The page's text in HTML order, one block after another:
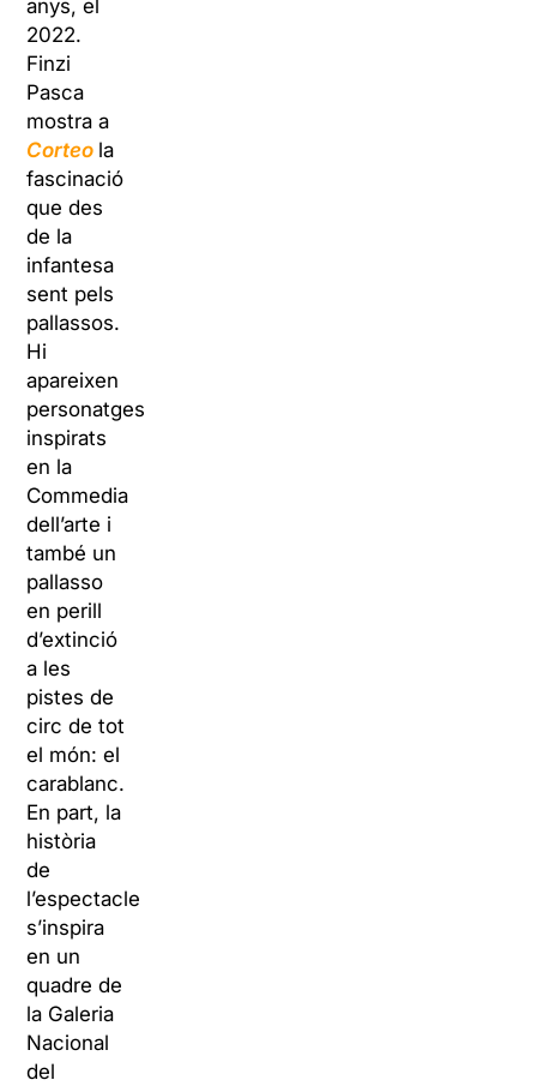
anys, el
2022.
Finzi
Pasca
mostra a
Corteo la
fascinació
que des
de la
infantesa
sent pels
pallassos.
Hi
apareixen
personatges
inspirats
en la
Commedia
dell’arte i
també un
pallasso
en perill
d’extinció
a les
pistes de
circ de tot
el món: el
carablanc.
En part, la
història
de
l’espectacle
s’inspira
en un
quadre de
la Galeria
Nacional
del